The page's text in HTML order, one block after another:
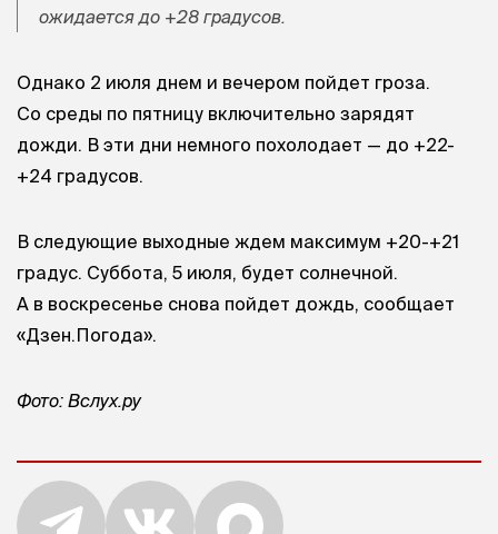
ожидается до +28 градусов.
Однако 2 июля днем и вечером пойдет гроза.
Со среды по пятницу включительно зарядят
дожди. В эти дни немного похолодает — до +22-
+24 градусов.
В следующие выходные ждем максимум +20-+21
градус. Суббота, 5 июля, будет солнечной.
А в воскресенье снова пойдет дождь, сообщает
«Дзен.Погода».
Фото: Вслух.ру